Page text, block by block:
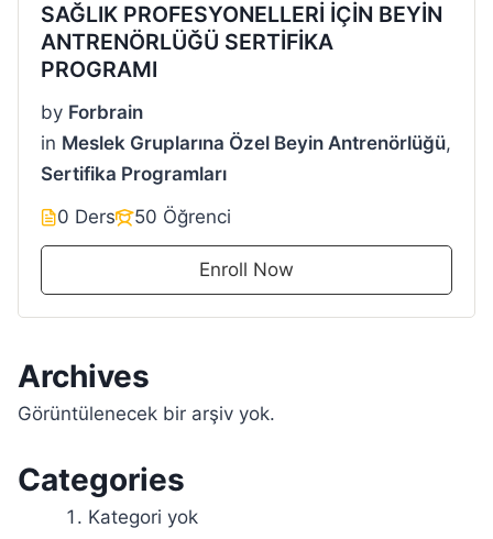
SAĞLIK PROFESYONELLERİ İÇİN BEYİN
ANTRENÖRLÜĞÜ SERTİFİKA
PROGRAMI
by Forbrain
in Meslek Gruplarına Özel Beyin Antrenörlüğü,
Sertifika Programları
0 Ders
50 Öğrenci
Enroll Now
Archives
Görüntülenecek bir arşiv yok.
Categories
Kategori yok